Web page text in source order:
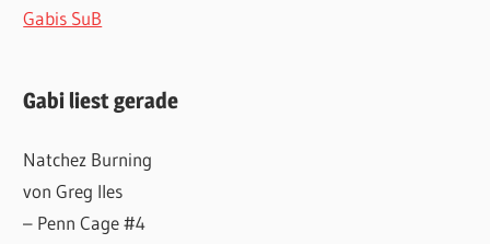
Gabis SuB
Gabi liest gerade
Natchez Burning
von Greg Iles
– Penn Cage #4